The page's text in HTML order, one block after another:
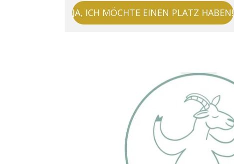
JA, ICH MÖCHTE EINEN PLATZ HABEN!